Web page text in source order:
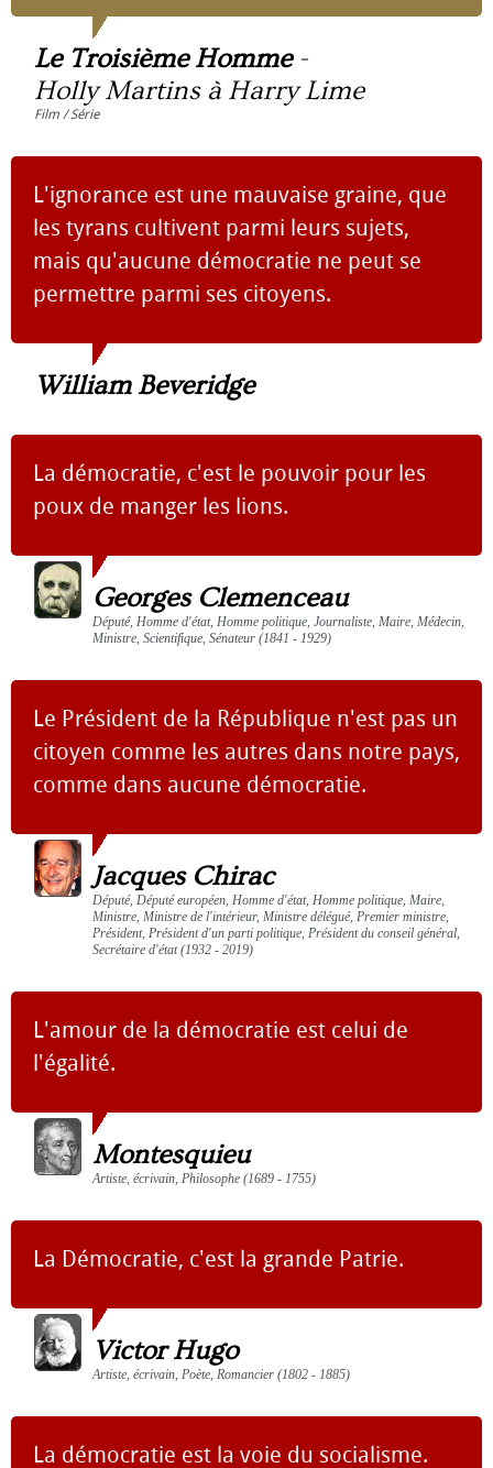
Le Troisième Homme-
Holly Martins à Harry Lime
Film / Série
L'ignorance est une mauvaise graine, que
les tyrans cultivent parmi leurs sujets,
mais qu'aucune démocratie ne peut se
permettre parmi ses citoyens.
William Beveridge
La démocratie, c'est le pouvoir pour les
poux de manger les lions.
Georges Clemenceau
Député, Homme d'état, Homme politique, Journaliste, Maire, Médecin,
Ministre, Scientifique, Sénateur (1841 - 1929)
Le Président de la République n'est pas un
citoyen comme les autres dans notre pays,
comme dans aucune démocratie.
Jacques Chirac
Député, Député européen, Homme d'état, Homme politique, Maire,
Ministre, Ministre de l'intérieur, Ministre délégué, Premier ministre,
Président, Président d'un parti politique, Président du conseil général,
Secrétaire d'état (1932 - 2019)
L'amour de la démocratie est celui de
l'égalité.
Montesquieu
Artiste, écrivain, Philosophe (1689 - 1755)
La Démocratie, c'est la grande Patrie.
Victor Hugo
Artiste, écrivain, Poète, Romancier (1802 - 1885)
La démocratie est la voie du socialisme.